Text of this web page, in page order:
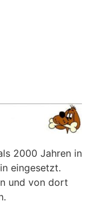
2000 Jahren in
eingesetzt.
und von dort